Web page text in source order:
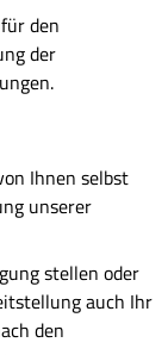
den
der
Ihnen selbst
unserer
stellen oder
auch Ihr
den